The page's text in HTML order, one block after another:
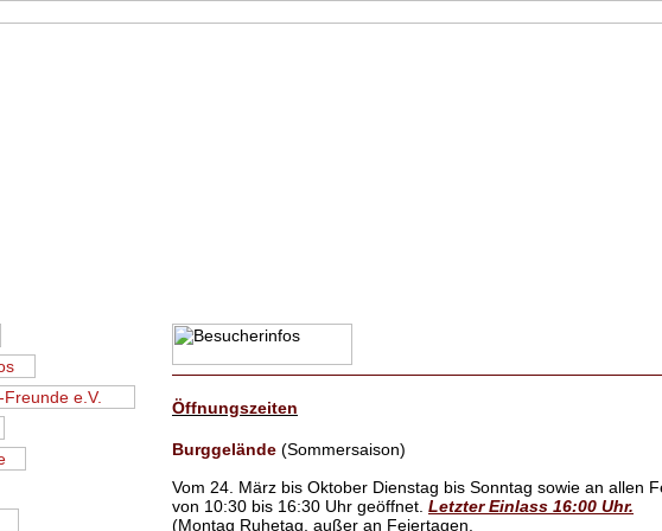
Öffnungszeiten
Burggelände (Sommersaison)
Vom 24. März bis Oktober Dienstag bis Sonntag sowie an allen
von 10:30 bis 16:30 Uhr geöffnet. Letzter Einlass 16:00 Uhr.
(Montag Ruhetag, außer an Feiertagen.